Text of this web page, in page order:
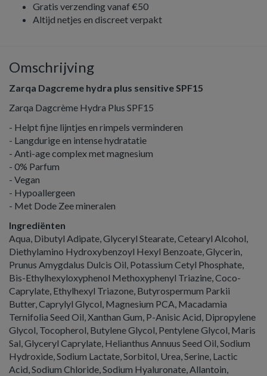
Gratis verzending vanaf €50
Altijd netjes en discreet verpakt
Omschrijving
Zarqa Dagcreme hydra plus sensitive SPF15
Zarqa Dagcrème Hydra Plus SPF15
- Helpt fijne lijntjes en rimpels verminderen
- Langdurige en intense hydratatie
- Anti-age complex met magnesium
- 0% Parfum
- Vegan
- Hypoallergeen
- Met Dode Zee mineralen
Ingrediënten
Aqua, Dibutyl Adipate, Glyceryl Stearate, Cetearyl Alcohol,
Diethylamino Hydroxybenzoyl Hexyl Benzoate, Glycerin,
Prunus Amygdalus Dulcis Oil, Potassium Cetyl Phosphate,
Bis-Ethylhexyloxyphenol Methoxyphenyl Triazine, Coco-
Caprylate, Ethylhexyl Triazone, Butyrospermum Parkii
Butter, Caprylyl Glycol, Magnesium PCA, Macadamia
Ternifolia Seed Oil, Xanthan Gum, P-Anisic Acid, Dipropylene
Glycol, Tocopherol, Butylene Glycol, Pentylene Glycol, Maris
Sal, Glyceryl Caprylate, Helianthus Annuus Seed Oil, Sodium
Hydroxide, Sodium Lactate, Sorbitol, Urea, Serine, Lactic
Acid, Sodium Chloride, Sodium Hyaluronate, Allantoin,